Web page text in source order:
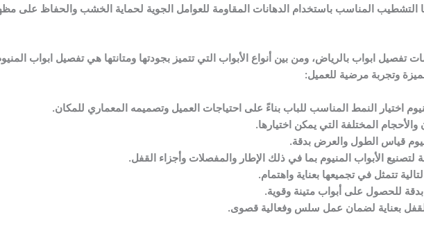
التشطيب المناسب باستخدام الدهانات المقاومة للعوامل الجوية لحماية الخشب والحفاظ على
ابواب بالرياض، ومن بين أنواع الأبواب التي تتميز بجودتها ومتانتها هي تفصيل ابواب
وتجربة مرضية للعميل:
اختيار النمط المناسب للباب بناءً على احتياجات العميل وتصميمه المعماري للمكان.
والأحجام المختلفة التي يمكن اختيارها.
قياس الطول والعرض بدقة.
لتصنيع الأبواب المنيوم بما في ذلك الإطار والمفصلات وأجزاء القفل.
تتمثل في تجميعها بعناية واهتمام.
بدقة للحصول على أبواب متينة وقوية.
بعناية لضمان عمل سلس وفعالية قصوى.